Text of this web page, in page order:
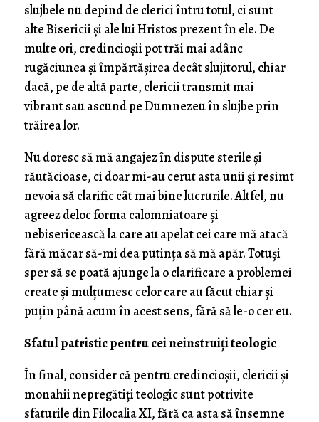
slujbele nu depind de clerici întru totul, ci sunt
alte Bisericii și ale lui Hristos prezent în ele. De
multe ori, credincioșii pot trăi mai adânc
rugăciunea și împărtășirea decât slujitorul, chiar
dacă, pe de altă parte, clericii transmit mai
vibrant sau ascund pe Dumnezeu în slujbe prin
trăirea lor.
Nu doresc să mă angajez în dispute sterile și
răutăcioase, ci doar mi-au cerut asta unii și resimt
nevoia să clarific cât mai bine lucrurile. Altfel, nu
agreez deloc forma calomniatoare și
nebisericească la care au apelat cei care mă atacă
fără măcar să-mi dea putința să mă apăr. Totuși
sper să se poată ajunge la o clarificare a problemei
create și mulțumesc celor care au făcut chiar și
puțin până acum în acest sens, fără să le-o cer eu.
Sfatul patristic pentru cei neinstruiți teologic
În final, consider că pentru credincioșii, clericii și
monahii nepregătiți teologic sunt potrivite
sfaturile din Filocalia XI, fără ca asta să însemne